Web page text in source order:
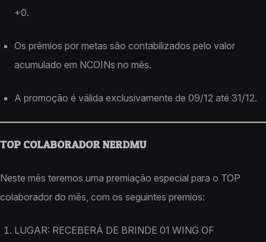
+0.
Os prêmios por metas são contabilizados pelo valor
acumulado em NCOINs no mês.
A promoção é válida exclusivamente de 09/12 até 31/12.
TOP COLABORADOR NERDMU
Neste mês teremos uma premiação especial para o TOP
colaborador do mês, com os seguintes premios:
LUGAR: RECEBERÁ DE BRINDE 01 WING OF